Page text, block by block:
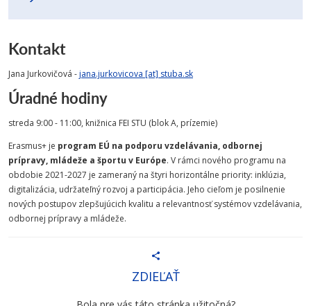
Kontakt
Jana Jurkovičová -jana.jurkovicova [at] stuba.sk
Úradné hodiny
streda 9:00 - 11:00, knižnica FEI STU (blok A, prízemie)
Erasmus+ je program EÚ na podporu vzdelávania, odbornej
prípravy, mládeže a športu v Európe. V rámci nového programu na
obdobie 2021-2027 je zameraný na štyri horizontálne priority: inklúzia,
digitalizácia, udržateľný rozvoj a participácia. Jeho cieľom je posilnenie
nových postupov zlepšujúcich kvalitu a relevantnosť systémov vzdelávania,
odbornej prípravy a mládeže.
ZDIEĽAŤ